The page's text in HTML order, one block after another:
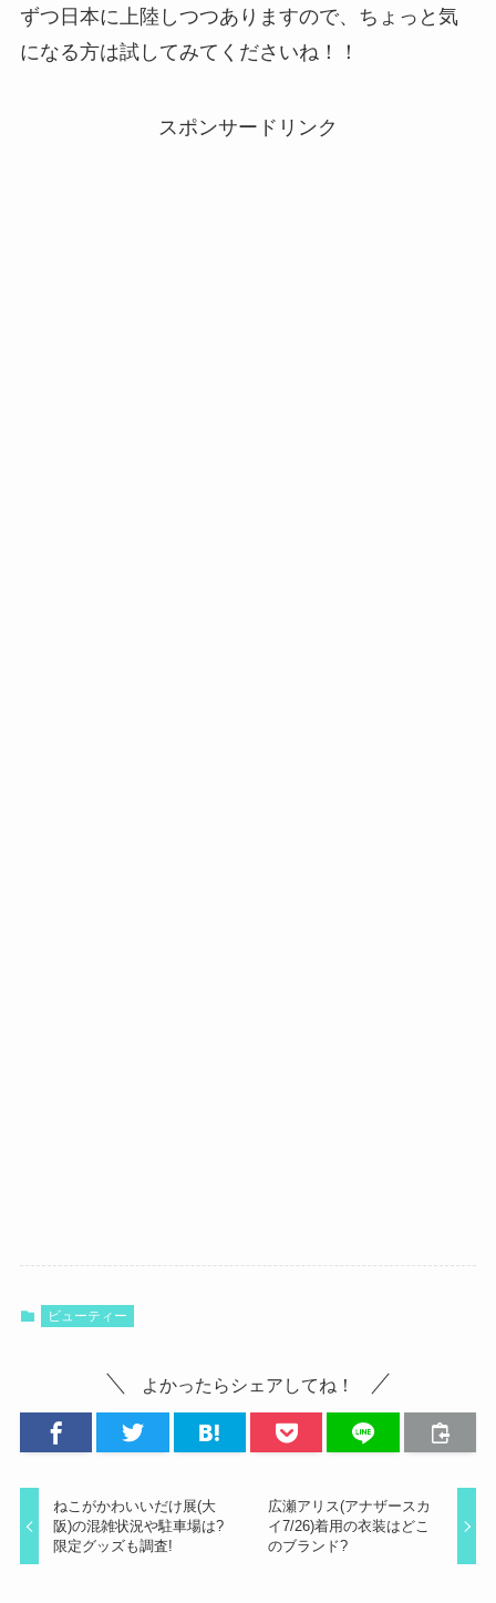
ずつ日本に上陸しつつありますので、ちょっと気
になる方は試してみてくださいね！！
スポンサードリンク
ビューティー
よかったらシェアしてね！
ねこがかわいいだけ展(大
阪)の混雑状況や駐車場は?
限定グッズも調査!
広瀬アリス(アナザースカ
イ7/26)着用の衣装はどこ
のブランド?